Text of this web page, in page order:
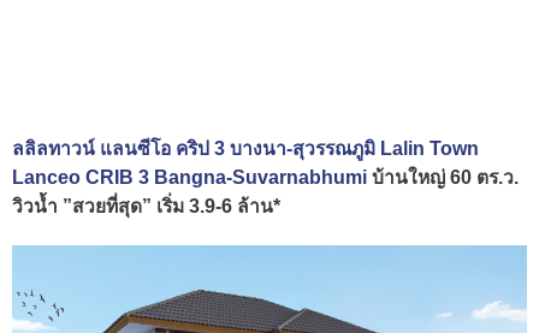
ลลิลทาวน์ แลนซีโอ คริป 3 บางนา-สุวรรณภูมิ Lalin Town
Lanceo CRIB 3 Bangna-Suvarnabhumi บ้านใหญ่ 60 ตร.ว.
วิวน้ำ ”สวยที่สุด” เริ่ม 3.9-6 ล้าน*